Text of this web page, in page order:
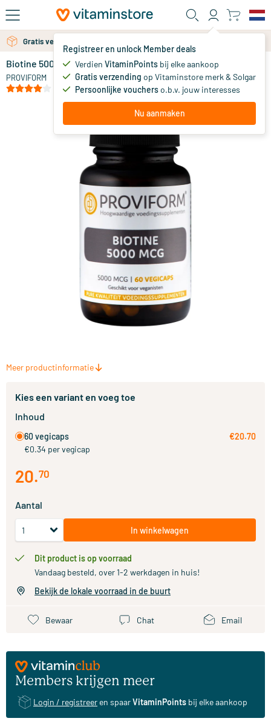
Ga naar de hoofdinhoud
Registreer en unlock Member deals
Verdien VitaminPoints bij elke aankoop
Gratis verzending op Vitaminstore merk & Solgar
Persoonlijke voucherso.b.v. jouw interesses
Nu aanmaken
Gratis verzending vanaf 25 euro
Gratis persoonlijk advies via chat of email
Biotine 5000 mcg
PROVIFORM
20.
Meer productinformatie
Kies een variant en voeg toe
Inhoud
60 vegicaps
€0.34 per vegicap
€20.70
20.70
Aantal
In winkelwagen
Dit product is op voorraad
Vandaag besteld, over 1-2 werkdagen in huis!
Bekijk de lokale voorraad in de buurt
Bewaar Chat Email
Members krijgen meer
Login / registreer en spaarVitaminPoints bij elke aankoop